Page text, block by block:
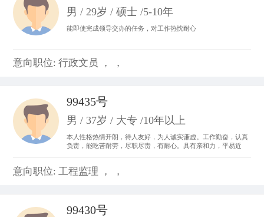
男 / 29岁 / 硕士 /5-10年
能即使完成领导交办的任务，对工作热忱耐心
意向职位: 行政文员 ， ，
99435号
男 / 37岁 / 大专 /10年以上
本人性格热情开朗，待人友好，为人诚实谦虚。工作勤奋，认真
负责，能吃苦耐劳，尽职尽责，有耐心。具有亲和力，平易近
的精神，并从工作中体会到乐趣，尽心尽力。
意向职位: 工程监理 ， ，
99430号